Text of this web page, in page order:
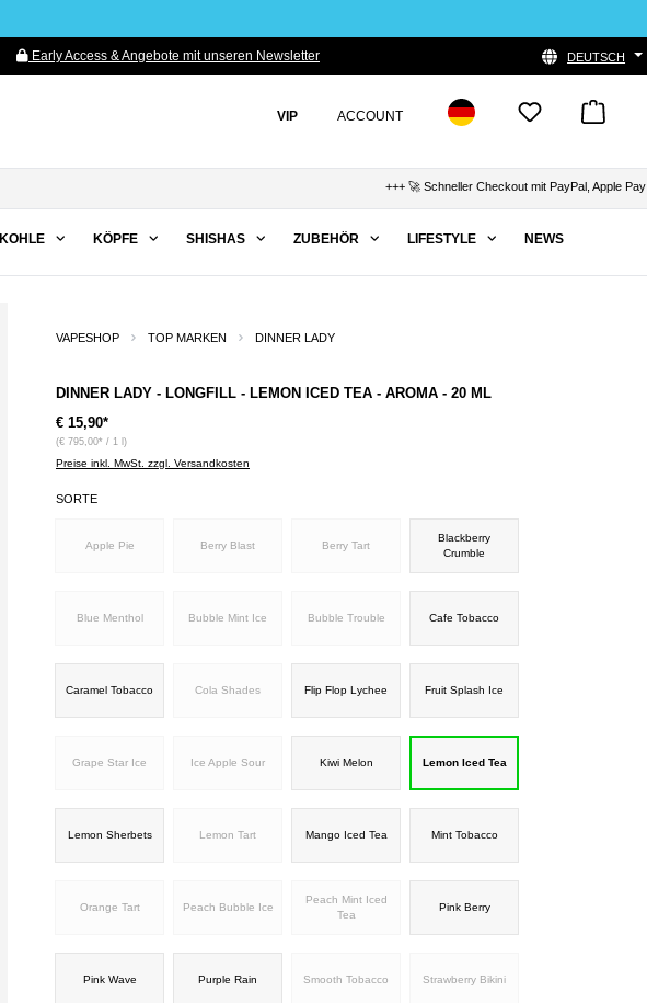
Early Access & Angebote mit unseren Newsletter DEUTSCH
VIP ACCOUNT
+++ 🚀 Schneller Checkout mit PayPal, Apple Pay
KOHLE KÖPFE SHISHAS ZUBEHÖR LIFESTYLE NEWS
VAPESHOP TOP MARKEN DINNER LADY
DINNER LADY - LONGFILL - LEMON ICED TEA - AROMA - 20 ML
€ 15,90*
(€ 795,00* / 1 l)
Preise inkl. MwSt. zzgl. Versandkosten
SORTE
Apple Pie Berry Blast Berry Tart
Blackberry
Crumble
Blue Menthol Bubble Mint Ice Bubble Trouble Cafe Tobacco
Caramel Tobacco Cola Shades Flip Flop Lychee Fruit Splash Ice
Grape Star Ice Ice Apple Sour Kiwi Melon Lemon Iced Tea
Lemon Sherbets Lemon Tart Mango Iced Tea Mint Tobacco
Orange Tart Peach Bubble Ice
Peach Mint Iced
Tea
Pink Berry
Pink Wave Purple Rain Smooth Tobacco Strawberry Bikini